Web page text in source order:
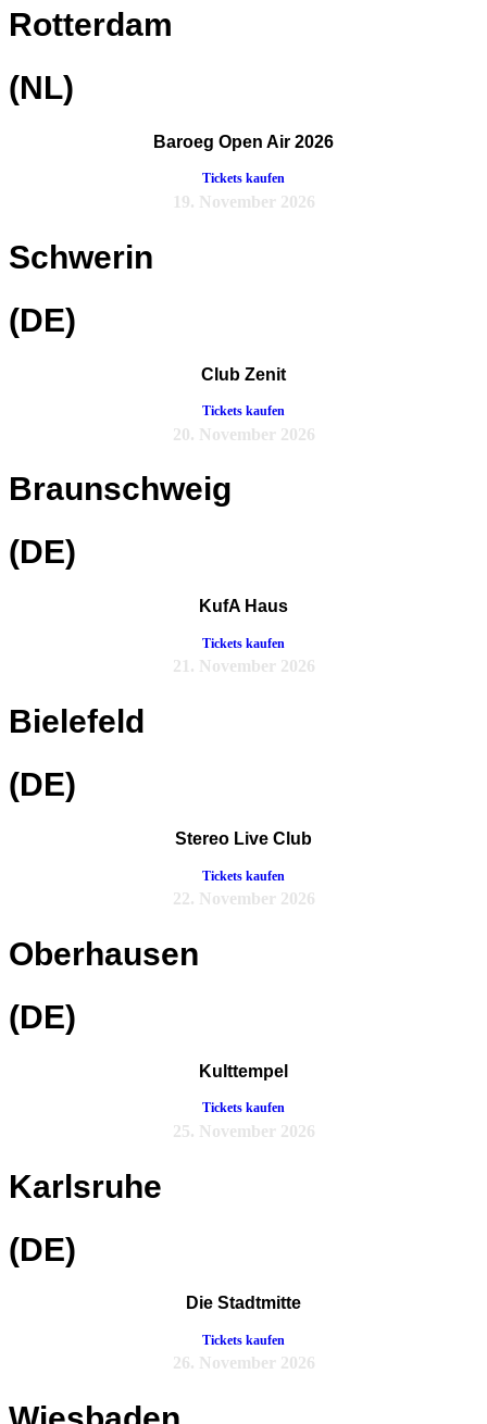
Rotterdam
(NL)
Baroeg Open Air 2026
Tickets kaufen
19. November 2026
Schwerin
(DE)
Club Zenit
Tickets kaufen
20. November 2026
Braunschweig
(DE)
KufA Haus
Tickets kaufen
21. November 2026
Bielefeld
(DE)
Stereo Live Club
Tickets kaufen
22. November 2026
Oberhausen
(DE)
Kulttempel
Tickets kaufen
25. November 2026
Karlsruhe
(DE)
Die Stadtmitte
Tickets kaufen
26. November 2026